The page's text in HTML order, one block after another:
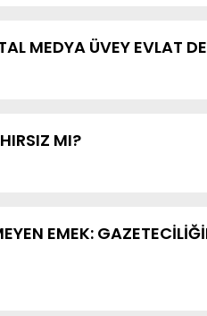
MEDYA ÜVEY EVLAT
MI?
EMEK: